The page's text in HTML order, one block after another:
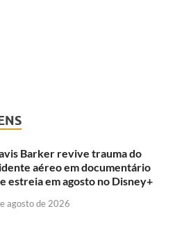
Barker revive trauma do
aéreo em documentário
estreia em agosto no Disney+
agosto de 2026